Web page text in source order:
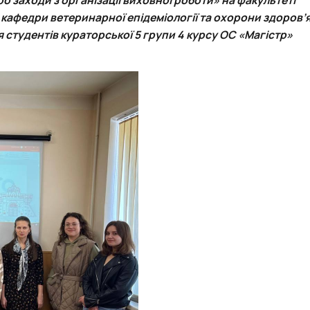
вченою радою факультет…
ветеринарної медицини …
Вступ 2018 рік
ветеринарної епідеміології та охорони
кураторської 5 групи 4 курсу ОС «Магістр»